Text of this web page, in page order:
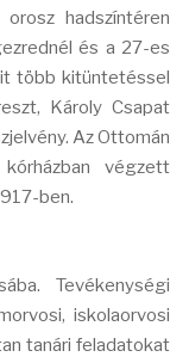
hadszíntéren
és a 27-es
több kitüntetéssel
Károly Csapat
Az Ottomán
végzett
ben.
Tevékenységi
iskolaorvosi
tanári feladatokat